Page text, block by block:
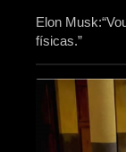
Elon
físicas.”